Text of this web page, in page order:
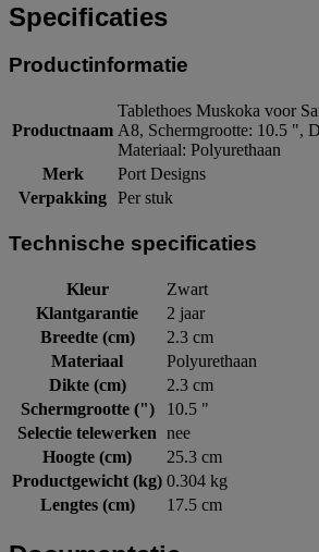
Specificaties
Productinformatie
Productnaam
Tablethoes Muskoka voor
A8, Schermgrootte: 10.5 ",
Materiaal: Polyurethaan
Merk
Port Designs
Verpakking Per stuk
Technische specificaties
Kleur
Zwart
Klantgarantie
2 jaar
Breedte (cm)
2.3 cm
Materiaal
Polyurethaan
Dikte (cm)
2.3 cm
Schermgrootte (")
10.5 "
Selectie telewerken nee
Hoogte (cm)
25.3 cm
Productgewicht (kg) 0.304 kg
Lengtes (cm)
17.5 cm